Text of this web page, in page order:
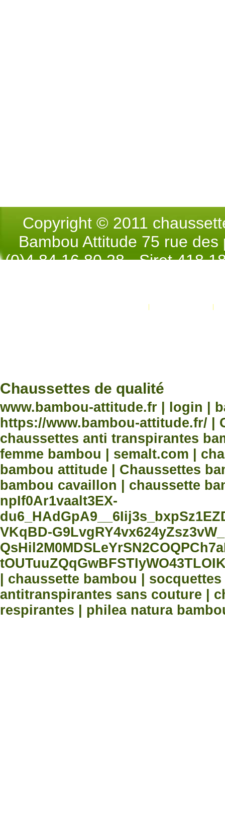
Copyright © 2011
Bambou Attitude 75 rue
(0)4.84.16.80.28 - Siret 418
Chaussettes de qualité
www.bambou-attitude.fr | login |
https://www.bambou-attitude.fr/ |
chaussettes anti transpirantes
femme bambou | semalt.com |
bambou attitude | Chaussettes
bambou cavaillon | chaussette
npIf0Ar1vaalt3EX-
VKqBD-
| chaussette bambou |
antitranspirantes sans couture |
respirantes | philea natura